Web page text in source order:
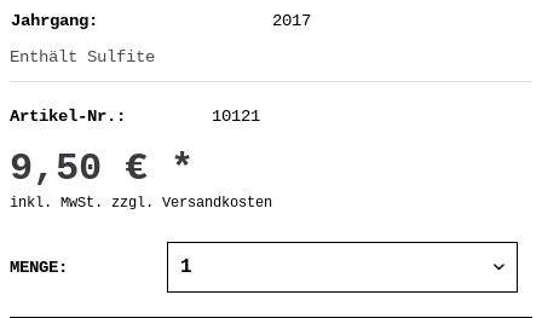
Jahrgang:
2017
Enthält Sulfite
Artikel-Nr.: 10121
9,50 € *
inkl. MwSt. zzgl. Versandkosten
MENGE: